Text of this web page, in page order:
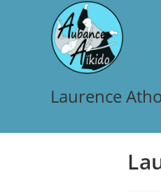
Laurence